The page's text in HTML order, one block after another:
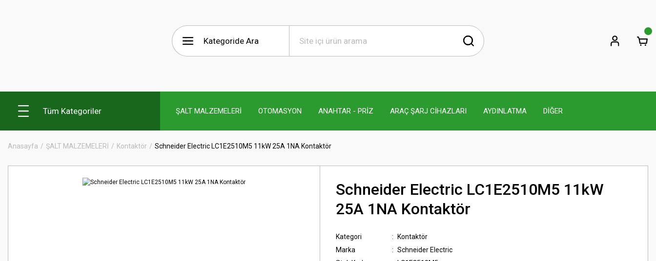
Tüm Kategoriler ŞALT MALZEMELERİ OTOMASYON ANAHTAR - PRİZ ARAÇ ŞARJ CİHAZLARI AYDINLATMA DİĞER
Anasayfa ŞALT MALZEMELERİ Kontaktör Schneider Electric LC1E2510M5 11kW 25A 1NA Kontaktör
Schneider Electric LC1E2510M5 11kW
25A 1NA Kontaktör
Kategori
Kontaktör
Marka
Schneider Electric